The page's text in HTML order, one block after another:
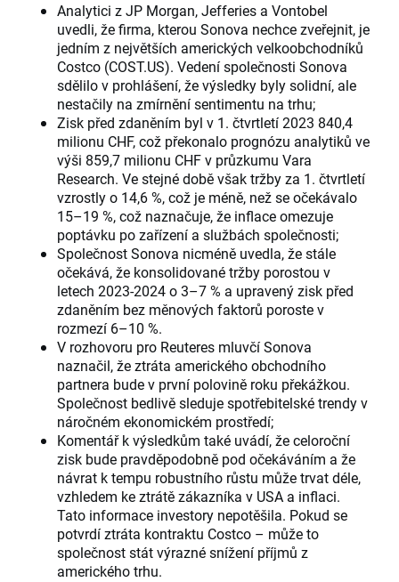
Analytici z JP Morgan, Jefferies a Vontobel
uvedli, že firma, kterou Sonova nechce zveřejnit, je
jedním z největších amerických velkoobchodníků
Costco (COST.US). Vedení společnosti Sonova
sdělilo v prohlášení, že výsledky byly solidní, ale
nestačily na zmírnění sentimentu na trhu;
Zisk před zdaněním byl v 1. čtvrtletí 2023 840,4
milionu CHF, což překonalo prognózu analytiků ve
výši 859,7 milionu CHF v průzkumu Vara
Research. Ve stejné době však tržby za 1. čtvrtletí
vzrostly o 14,6 %, což je méně, než se očekávalo
15–19 %, což naznačuje, že inflace omezuje
poptávku po zařízení a službách společnosti;
Společnost Sonova nicméně uvedla, že stále
očekává, že konsolidované tržby porostou v
letech 2023-2024 o 3–7 % a upravený zisk před
zdaněním bez měnových faktorů poroste v
rozmezí 6–10 %.
V rozhovoru pro Reuteres mluvčí Sonova
naznačil, že ztráta amerického obchodního
partnera bude v první polovině roku překážkou.
Společnost bedlivě sleduje spotřebitelské trendy v
náročném ekonomickém prostředí;
Komentář k výsledkům také uvádí, že celoroční
zisk bude pravděpodobně pod očekáváním a že
návrat k tempu robustního růstu může trvat déle,
vzhledem ke ztrátě zákazníka v USA a inflaci.
Tato informace investory nepotěšila. Pokud se
potvrdí ztráta kontraktu Costco – může to
společnost stát výrazné snížení příjmů z
amerického trhu.